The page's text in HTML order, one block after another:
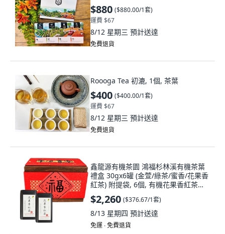
$880 ($880.00/1套)
運費 $67
8/12 星期三 預計送達
免費退貨
Roooga Tea 初漉, 1個, 茶葉
$400 ($400.00/1套)
運費 $67
8/12 星期三 預計送達
免費退貨
鑫龍源有機茶園 鴻福杉林溪有機茶葉
禮盒 30gx6罐 (金萱/綠茶/蜜香/花果香
紅茶) 附提袋, 6個, 有機花果香紅茶葉
30gx6罐-共180g, 茶葉30g
$2,260 ($376.67/1套)
8/13 星期四 預計送達
免運 ∙ 免費退貨